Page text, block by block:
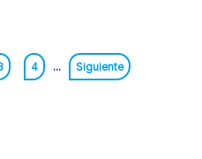
4 ... Siguiente